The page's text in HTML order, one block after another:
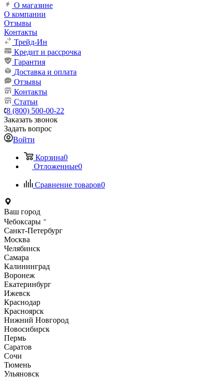
О магазине
О компании
Отзывы
Контакты
Трейд-Ин
Кредит и рассрочка
Гарантия
Доставка и оплата
Отзывы
Контакты
Статьи
8 (800) 500-00-22
Заказать звонок
Задать вопрос
Войти
Корзина0
Отложенные0
Сравнение товаров0
Ваш город
Чебоксары
Санкт-Петербург
Москва
Челябинск
Самара
Калининград
Воронеж
Екатеринбург
Ижевск
Краснодар
Красноярск
Нижний Новгород
Новосибирск
Пермь
Саратов
Сочи
Тюмень
Ульяновск